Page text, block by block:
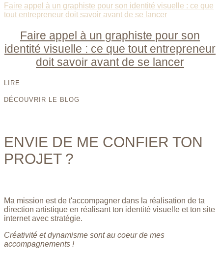
Faire appel à un graphiste pour son identité visuelle : ce que
tout entrepreneur doit savoir avant de se lancer
Faire appel à un graphiste pour son
identité visuelle : ce que tout entrepreneur
doit savoir avant de se lancer
LIRE
DÉCOUVRIR LE BLOG
ENVIE DE ME CONFIER TON
PROJET ?
Ma mission est de t'accompagner dans la réalisation de ta
direction artistique en réalisant ton identité visuelle et ton site
internet avec stratégie.
Créativité et dynamisme sont au coeur de mes
accompagnements !